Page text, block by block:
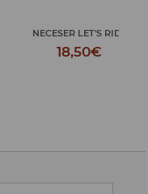
NECESER LET'S RIDE
18,50€